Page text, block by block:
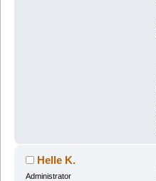
Helle K.
Administrator